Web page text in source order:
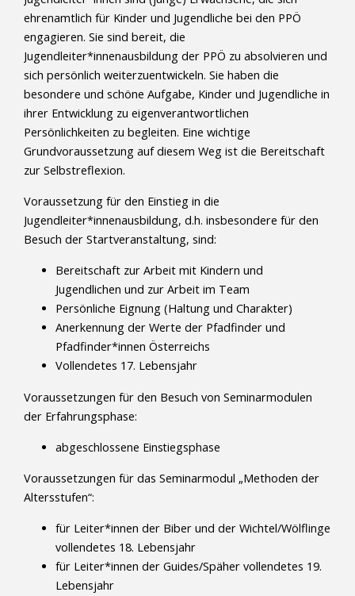
ehrenamtlich für Kinder und Jugendliche bei den PPÖ
engagieren. Sie sind bereit, die
Jugendleiter*innenausbildung der PPÖ zu absolvieren und
sich persönlich weiterzuentwickeln. Sie haben die
besondere und schöne Aufgabe, Kinder und Jugendliche in
ihrer Entwicklung zu eigenverantwortlichen
Persönlichkeiten zu begleiten. Eine wichtige
Grundvoraussetzung auf diesem Weg ist die Bereitschaft
zur Selbstreflexion.
Voraussetzung für den Einstieg in die
Jugendleiter*innenausbildung, d.h. insbesondere für den
Besuch der Startveranstaltung, sind:
Bereitschaft zur Arbeit mit Kindern und
Jugendlichen und zur Arbeit im Team
Persönliche Eignung (Haltung und Charakter)
Anerkennung der Werte der Pfadfinder und
Pfadfinder*innen Österreichs
Vollendetes 17. Lebensjahr
Voraussetzungen für den Besuch von Seminarmodulen
der Erfahrungsphase:
abgeschlossene Einstiegsphase
Voraussetzungen für das Seminarmodul „Methoden der
Altersstufen“:
für Leiter*innen der Biber und der Wichtel/Wölflinge
vollendetes 18. Lebensjahr
für Leiter*innen der Guides/Späher vollendetes 19.
Lebensjahr